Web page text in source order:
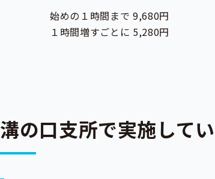
始めの１時間まで 9,680円
１時間増すごとに 5,280円
溝の口支所で実施して